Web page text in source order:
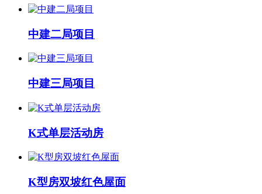
中建二局项目
中建三局项目
K式单层活动房
K型房双坡红色屋面